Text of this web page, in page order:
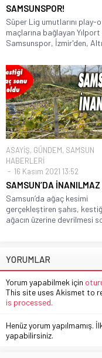
SAMSUNSPOR!
Süper Lig umutlarını play-
maçlarına bağlayan Yılport
Samsunspor, İzmir'den,
ASAYİŞ, GÜNDEM, SAMSUN
HABERLERİ
16 Kasım 2021 13:52
SAMSUN’DA İNANILMAZ
Samsun’da ağaç kesimi
gerçekleştiren şahıs,
ağacın üzerine devrilmesi
YORUMLAR
Yorum yapabilmek için
This site uses Akismet to
is processed.
Henüz yorum yapılmamış.
yapabilirsiniz.